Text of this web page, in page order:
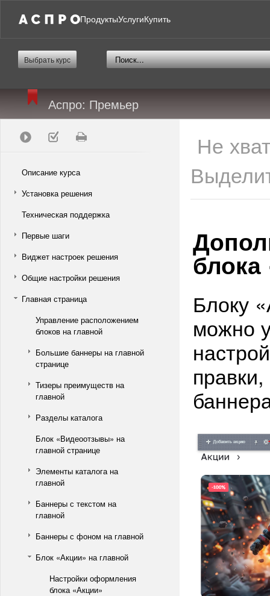
ПродуктыУслугиКупить
Выбрать курс
Аспро: Премьер
Описание курса
Установка решения
Техническая поддержка
Первые шаги
Виджет настроек решения
Общие настройки решения
Главная страница
Управление расположением
блоков на главной
Большие баннеры на главной
странице
Тизеры преимуществ на
главной
Разделы каталога
Блок «Видеоотзывы» на
главной странице
Элементы каталога на
главной
Баннеры с текстом на
главной
Баннеры с фоном на главной
Блок «Акции» на главной
Настройки оформления
блока «Акции»
Не
Блоку
можно